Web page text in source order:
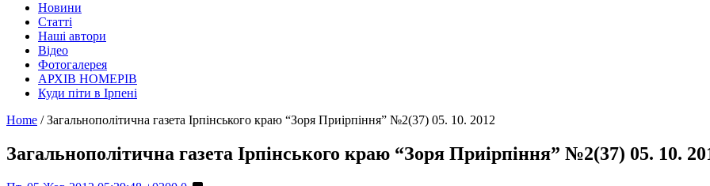
Новини
Статті
Наші автори
Відео
Фотогалерея
АРХІВ НОМЕРІВ
Куди піти в Ірпені
Home / Загальнополітична газета Ірпінського краю “Зоря Приірпіння” №2(37) 05. 10. 2012
Загальнополітична газета Ірпінського краю “Зоря Приірпіння” №2(37) 05. 10.